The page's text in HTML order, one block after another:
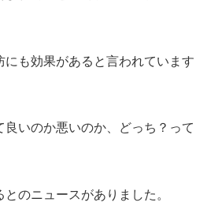
にも効果があると言われています
いのか悪いのか、どっち？って
のニュースがありました。